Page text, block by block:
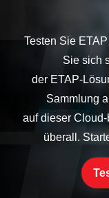
Testen Sie
Sie sich
der ETAP-
Sammlung
auf dieser Cloud-
überall.